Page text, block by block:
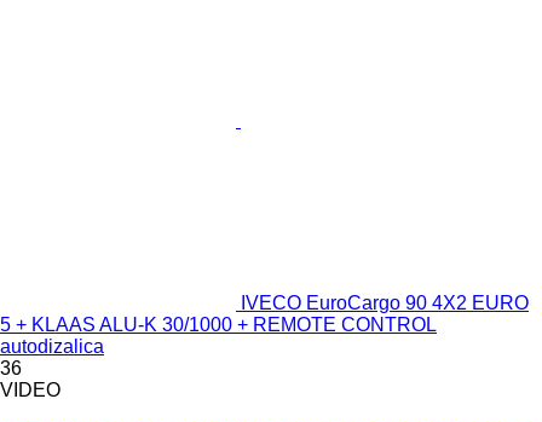
IVECO EuroCargo 90 4X2 EURO
5 + KLAAS ALU-K 30/1000 + REMOTE CONTROL
autodizalica
36
VIDEO